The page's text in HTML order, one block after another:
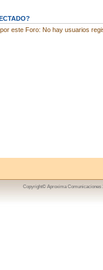
este Foro: No hay usuarios
Copyright© Aproxima Comunicaciones